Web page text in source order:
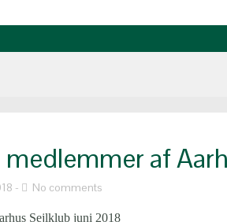
af
No comments
Sejlklub juni 2018